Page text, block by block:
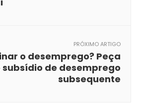
PRÓXIMO ARTIGO
o desemprego? Peça
subsídio de desemprego
subsequente